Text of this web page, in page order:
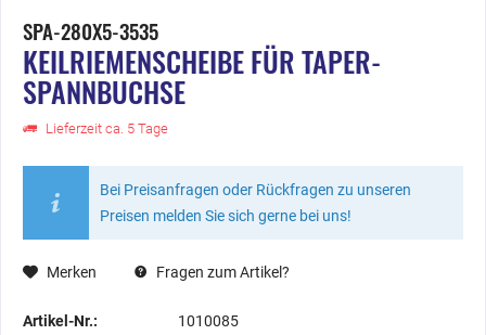
SPA-280X5-3535
KEILRIEMENSCHEIBE FÜR TAPER-
SPANNBUCHSE
Lieferzeit ca. 5 Tage
Bei Preisanfragen oder Rückfragen zu unseren
Preisen melden Sie sich gerne bei uns!
Merken Fragen zum Artikel?
Artikel-Nr.: 1010085